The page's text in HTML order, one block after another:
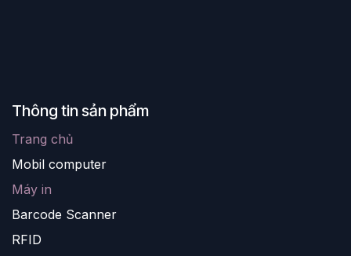
Thông tin sản phẩm
Trang chủ
Mobil computer
Máy in
Barcode Scanner
RFID